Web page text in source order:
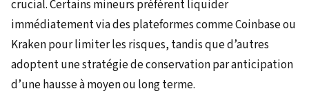
crucial. Certains mineurs préfèrent liquider
immédiatement via des plateformes comme Coinbase ou
Kraken pour limiter les risques, tandis que d’autres
adoptent une stratégie de conservation par anticipation
d’une hausse à moyen ou long terme.